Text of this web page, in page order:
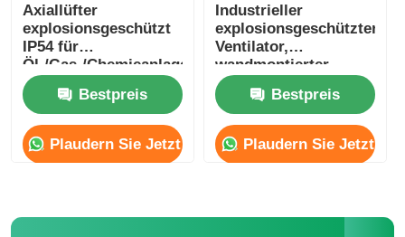
Axiallüfter
explosionsgeschützt
IP54 für
Öl-/Gas-/Chemieanlagen
Bestpreis
Plaudern Sie Jetzt
Industrieller
explosionsgeschützter
Ventilator,
wandmontierter
Axialventilator
Bestpreis
Plaudern Sie Jetzt